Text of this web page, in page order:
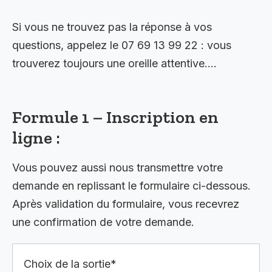
Si vous ne trouvez pas la réponse à vos
questions, appelez le 07 69 13 99 22 : vous
trouverez toujours une oreille attentive….
Formule 1 – Inscription en
ligne :
Vous pouvez aussi nous transmettre votre
demande en replissant le formulaire ci-dessous.
Après validation du formulaire, vous recevrez
une confirmation de votre demande.
Choix de la sortie*